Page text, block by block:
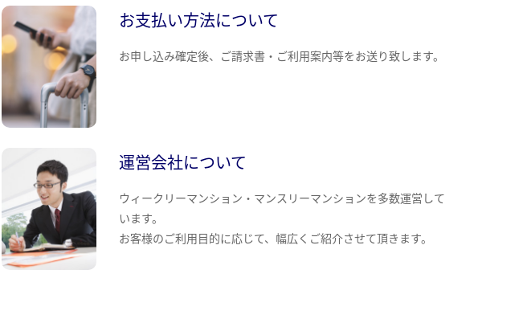
お支払い方法について
お申し込み確定後、ご請求書・ご利用案内等をお送り致します。
運営会社について
ウィークリーマンション・マンスリーマンションを多数運営して
います。
お客様のご利用目的に応じて、幅広くご紹介させて頂きます。